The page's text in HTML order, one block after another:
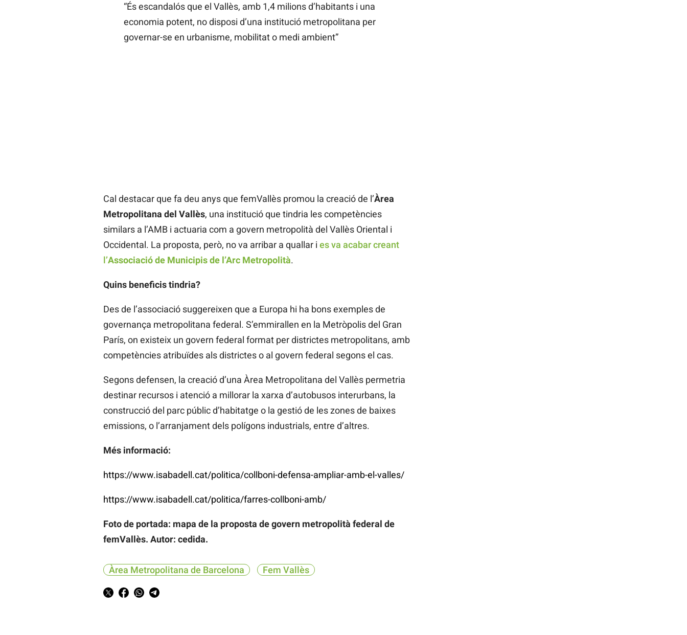
“És escandalós que el Vallès, amb 1,4 milions d’habitants i una
economia potent, no disposi d’una institució metropolitana per
governar-se en urbanisme, mobilitat o medi ambient”
Cal destacar que fa deu anys que femVallès promou la creació de l’Àrea
Metropolitana del Vallès, una institució que tindria les competències
similars a l’AMB i actuaria com a govern metropolità del Vallès Oriental i
Occidental. La proposta, però, no va arribar a quallar i es va acabar creant
l’Associació de Municipis de l’Arc Metropolità.
Quins beneficis tindria?
Des de l’associació suggereixen que a Europa hi ha bons exemples de
governança metropolitana federal. S’emmirallen en la Metròpolis del Gran
París, on existeix un govern federal format per districtes metropolitans, amb
competències atribuïdes als districtes o al govern federal segons el cas.
Segons defensen, la creació d’una Àrea Metropolitana del Vallès permetria
destinar recursos i atenció a millorar la xarxa d’autobusos interurbans, la
construcció del parc públic d’habitatge o la gestió de les zones de baixes
emissions, o l’arranjament dels polígons industrials, entre d’altres.
Més informació:
https://www.isabadell.cat/politica/collboni-defensa-ampliar-amb-el-valles/
https://www.isabadell.cat/politica/farres-collboni-amb/
Foto de portada: mapa de la proposta de govern metropolità federal de
femVallès. Autor: cedida.
Àrea Metropolitana de Barcelona Fem Vallès